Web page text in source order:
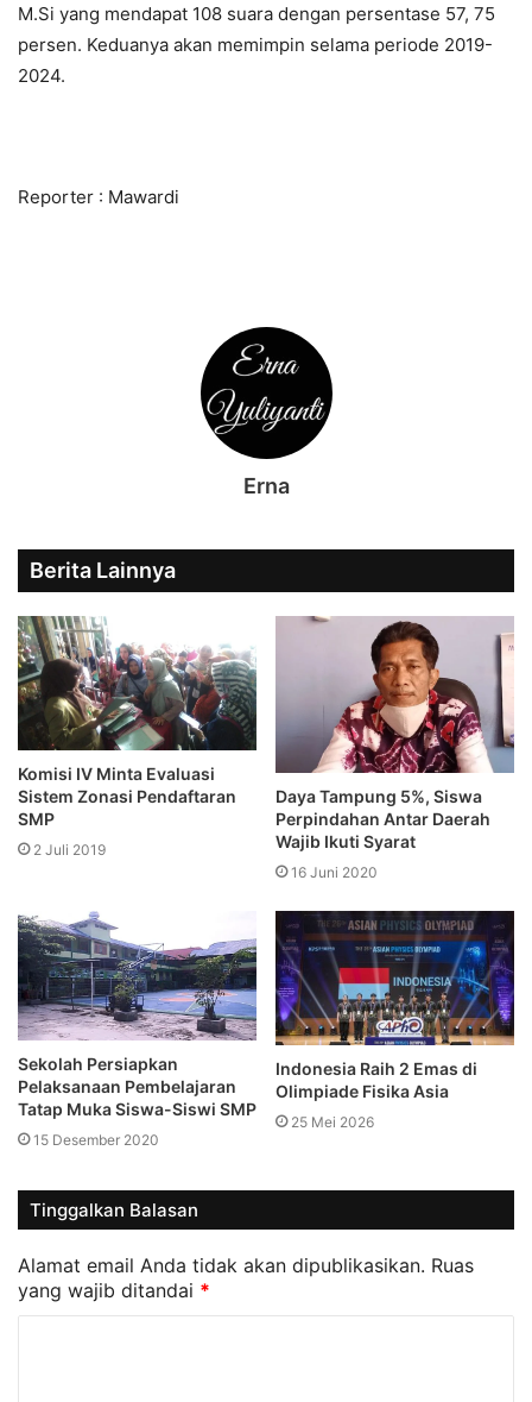
M.Si yang mendapat 108 suara dengan persentase 57, 75
persen. Keduanya akan memimpin selama periode 2019-
2024.
Reporter : Mawardi
Erna
Berita Lainnya
Komisi IV Minta Evaluasi
Sistem Zonasi Pendaftaran
SMP
2 Juli 2019
Daya Tampung 5%, Siswa
Perpindahan Antar Daerah
Wajib Ikuti Syarat
16 Juni 2020
Sekolah Persiapkan
Pelaksanaan Pembelajaran
Tatap Muka Siswa-Siswi SMP
15 Desember 2020
Indonesia Raih 2 Emas di
Olimpiade Fisika Asia
25 Mei 2026
Tinggalkan Balasan
Alamat email Anda tidak akan dipublikasikan. Ruas
yang wajib ditandai *